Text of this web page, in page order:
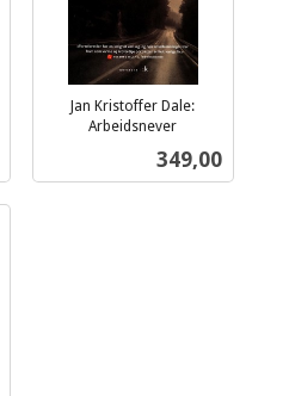
Jan Kristoffer Dale:
Arbeidsnever
Pris
349,00